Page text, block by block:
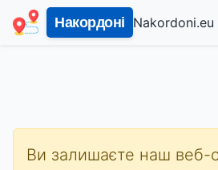
Накордоні Nakordoni.eu
Ви залишаєте наш веб-